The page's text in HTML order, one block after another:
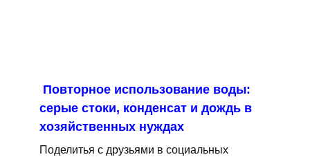
Повторное использование воды:
серые стоки, конденсат и дождь в
хозяйственных нуждах
Поделитья с друзьями в социальных